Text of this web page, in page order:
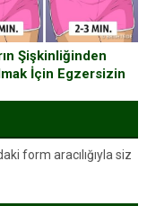
Şişkinliğinden
İçin Egzersizin
form aracılığıyla siz